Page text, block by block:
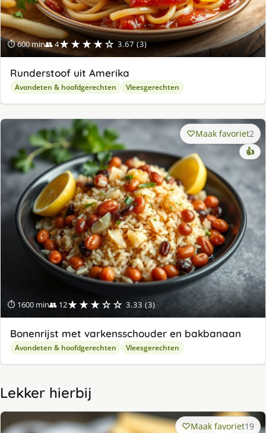
⏱ 600 min👥 4★★★★☆ 3.67 (3)
Runderstoof uit Amerika
Avondeten & hoofdgerechten Vleesgerechten
⏱ 1600 min👥 12★★★☆☆ 3.33 (3)
Maak favoriet2
👍
Bonenrijst met varkensschouder en bakbanaan
Avondeten & hoofdgerechten Vleesgerechten
Lekker hierbij
Maak favoriet19